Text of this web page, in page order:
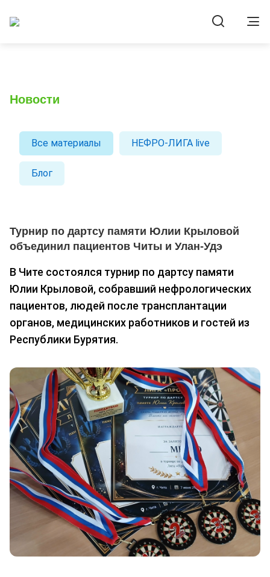
Новости
Все материалы НЕФРО-ЛИГА live
Блог
Турнир по дартсу памяти Юлии Крыловой
объединил пациентов Читы и Улан-Удэ
В Чите состоялся турнир по дартсу памяти
Юлии Крыловой, собравший нефрологических
пациентов, людей после трансплантации
органов, медицинских работников и гостей из
Республики Бурятия.